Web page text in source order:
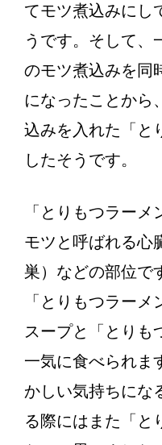
てモツ煮込みにし
うです。そして、
のモツ煮込みを同
になったことから
込みを入れた「と
したそうです。
「とりもつラー
モツと呼ばれる心
巣）などの部位で
「とりもつラー
スープと「とりも
一気に食べられま
かしい気持ちにな
る際にはまた「と